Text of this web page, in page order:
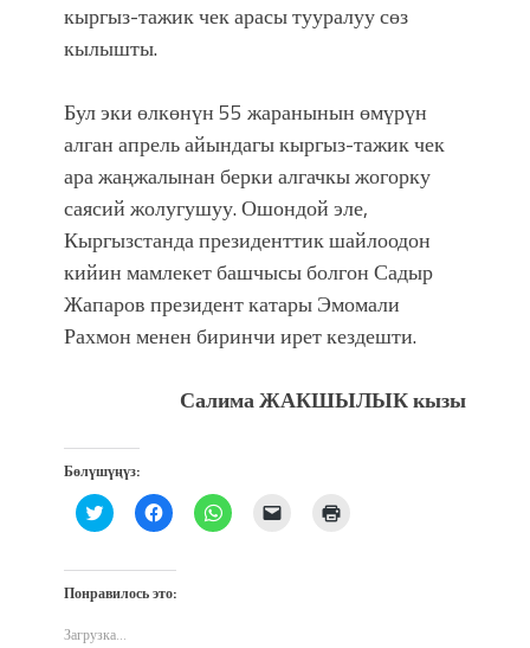
кыргыз-тажик чек арасы тууралуу сөз
кылышты.
Бул эки өлкөнүн 55 жаранынын өмүрүн
алган апрель айындагы кыргыз-тажик чек
ара жаңжалынан берки алгачкы жогорку
саясий жолугушуу. Ошондой эле,
Кыргызстанда президенттик шайлоодон
кийин мамлекет башчысы болгон Садыр
Жапаров президент катары Эмомали
Рахмон менен биринчи ирет кездешти.
Салима ЖАКШЫЛЫК кызы
Бөлүшүңүз:
Нажмите,
чтобы
Twitter
(Открывается
в
окне)
Нажмите,
чтобы
Facebook
(Открывается
в
Нажмите,
чтобы
Послать
ссылку
Понравилось это:
Загрузка...